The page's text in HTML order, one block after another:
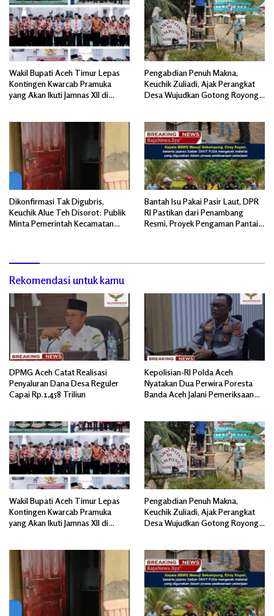
Wakil Bupati Aceh Timur Lepas
Kontingen Kwarcab Pramuka
yang Akan Ikuti Jamnas XII di
Pengabdian Penuh Makna,
Keuchik Zuliadi, Ajak Perangkat
Desa Wujudkan Gotong Royong,
Dikonfirmasi Tak Digubris,
Keuchik Alue Teh Disorot: Publik
Minta Pemerintah Kecamatan
Bantah Isu Pakai Pasir Laut, DPR
RI Pastikan dari Penambang
Resmi, Proyek Pengaman Pantai
Rekomendasi untuk kamu
DPMG Aceh Catat Realisasi
Penyaluran Dana Desa Reguler
Capai Rp.1,458 Triliun
Kepolisian-RI Polda Aceh
Nyatakan Dua Perwira Poresta
Banda Aceh Jalani Pemeriksaan
Wakil Bupati Aceh Timur Lepas
Kontingen Kwarcab Pramuka
yang Akan Ikuti Jamnas XII di
Pengabdian Penuh Makna,
Keuchik Zuliadi, Ajak Perangkat
Desa Wujudkan Gotong Royong,